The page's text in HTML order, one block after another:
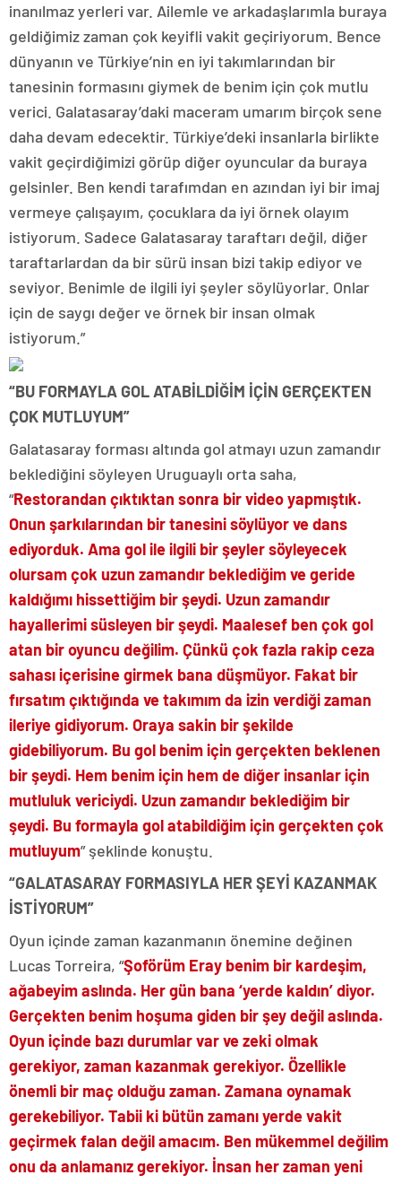
inanılmaz yerleri var. Ailemle ve arkadaşlarımla buraya
geldiğimiz zaman çok keyifli vakit geçiriyorum. Bence
dünyanın ve Türkiye’nin en iyi takımlarından bir
tanesinin formasını giymek de benim için çok mutlu
verici. Galatasaray’daki maceram umarım birçok sene
daha devam edecektir. Türkiye’deki insanlarla birlikte
vakit geçirdiğimizi görüp diğer oyuncular da buraya
gelsinler. Ben kendi tarafımdan en azından iyi bir imaj
vermeye çalışayım, çocuklara da iyi örnek olayım
istiyorum. Sadece Galatasaray taraftarı değil, diğer
taraftarlardan da bir sürü insan bizi takip ediyor ve
seviyor. Benimle de ilgili iyi şeyler söylüyorlar. Onlar
için de saygı değer ve örnek bir insan olmak
istiyorum.”
“BU FORMAYLA GOL ATABİLDİĞİM İÇİN GERÇEKTEN
ÇOK MUTLUYUM”
Galatasaray forması altında gol atmayı uzun zamandır
beklediğini söyleyen Uruguaylı orta saha,
“Restorandan çıktıktan sonra bir video yapmıştık.
Onun şarkılarından bir tanesini söylüyor ve dans
ediyorduk. Ama gol ile ilgili bir şeyler söyleyecek
olursam çok uzun zamandır beklediğim ve geride
kaldığımı hissettiğim bir şeydi. Uzun zamandır
hayallerimi süsleyen bir şeydi. Maalesef ben çok gol
atan bir oyuncu değilim. Çünkü çok fazla rakip ceza
sahası içerisine girmek bana düşmüyor. Fakat bir
fırsatım çıktığında ve takımım da izin verdiği zaman
ileriye gidiyorum. Oraya sakin bir şekilde
gidebiliyorum. Bu gol benim için gerçekten beklenen
bir şeydi. Hem benim için hem de diğer insanlar için
mutluluk vericiydi. Uzun zamandır beklediğim bir
şeydi. Bu formayla gol atabildiğim için gerçekten çok
mutluyum” şeklinde konuştu.
“GALATASARAY FORMASIYLA HER ŞEYİ KAZANMAK
İSTİYORUM”
Oyun içinde zaman kazanmanın önemine değinen
Lucas Torreira, “Şoförüm Eray benim bir kardeşim,
ağabeyim aslında. Her gün bana ‘yerde kaldın’ diyor.
Gerçekten benim hoşuma giden bir şey değil aslında.
Oyun içinde bazı durumlar var ve zeki olmak
gerekiyor, zaman kazanmak gerekiyor. Özellikle
önemli bir maç olduğu zaman. Zamana oynamak
gerekebiliyor. Tabii ki bütün zamanı yerde vakit
geçirmek falan değil amacım. Ben mükemmel değilim
onu da anlamanız gerekiyor. İnsan her zaman yeni